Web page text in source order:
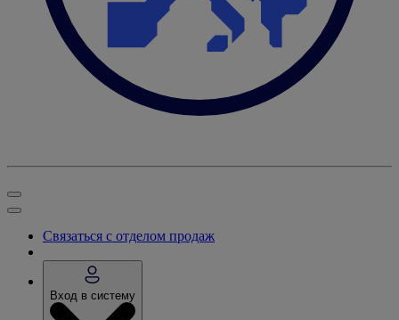
Связаться с отделом продаж
Вход в систему